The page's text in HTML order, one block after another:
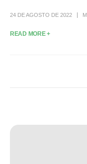
24 DE AGOSTO DE 2022
READ MORE +